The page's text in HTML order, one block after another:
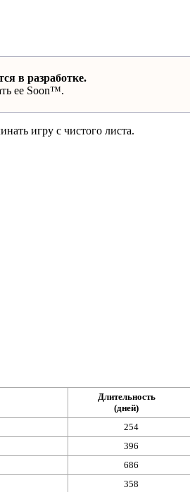
в разработке.
ее Soon™.
игру с чистого листа.
Длительность
(дней)
254
396
686
358